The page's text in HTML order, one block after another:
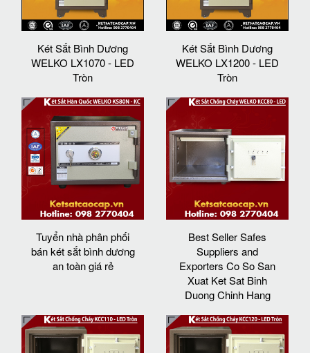
Két Sắt Bình Dương
WELKO LX1070 - LED
Tròn
Két Sắt Bình Dương
WELKO LX1200 - LED
Tròn
Tuyển nhà phân phối
bán két sắt bình dương
an toàn giá rẻ
Best Seller Safes
Suppliers and
Exporters Co So San
Xuat Ket Sat Binh
Duong Chinh Hang